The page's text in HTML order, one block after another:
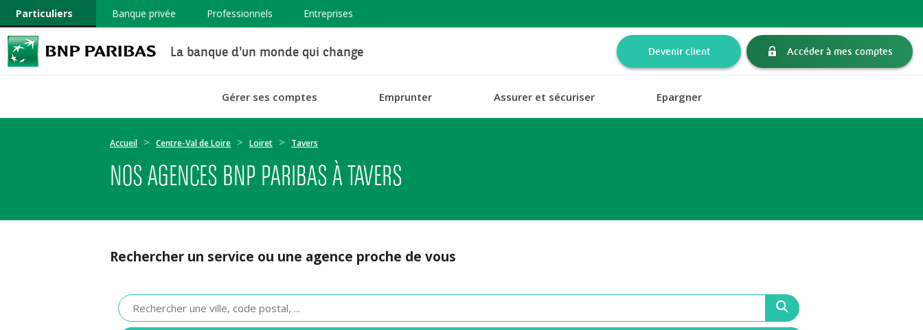
Particuliers Banque privée Professionnels Entreprises
La banque d'un monde qui change Devenir client Accéder à mes comptes
Gérer ses comptes Emprunter Assurer et sécuriser Epargner
Accueil Centre-Val de Loire Loiret Tavers
NOS AGENCES BNP PARIBAS À TAVERS
Rechercher un service ou une agence proche de vous
Veuillez
renseigner
une